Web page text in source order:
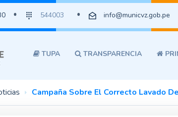
544003 info@municvz.gob.pe
TUPA TRANSPARENCIA
Campaña Sobre El Correcto Lavado